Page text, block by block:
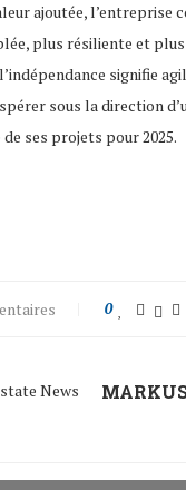
ajoutée, l’entreprise
plus résiliente et
signifie
sous la direction
ses projets pour 2025.
0